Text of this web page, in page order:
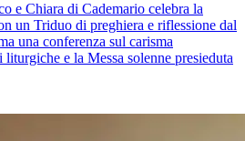
e Chiara di Cademario celebra la
un Triduo di preghiera e riflessione dal
una conferenza sul carisma
e la Messa solenne presieduta